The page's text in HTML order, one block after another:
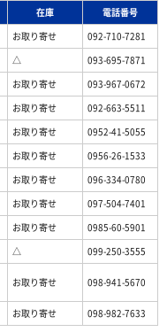
在庫
電話番号
お取り寄せ
092-710-7281
△
093-695-7871
お取り寄せ
093-967-0672
お取り寄せ
092-663-5511
お取り寄せ
0952-41-5055
お取り寄せ
0956-26-1533
お取り寄せ
096-334-0780
お取り寄せ
097-504-7401
お取り寄せ
0985-60-5901
△ 099-250-3555
お取り寄せ 098-941-5670
お取り寄せ 098-982-7633